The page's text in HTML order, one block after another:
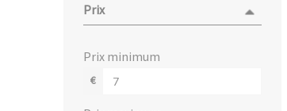
Prix
prix minimum
€